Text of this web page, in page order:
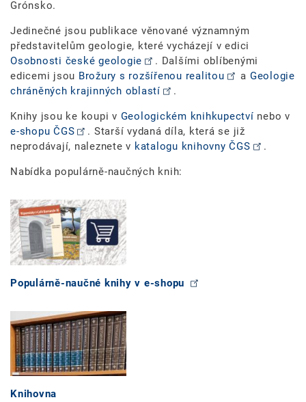
Grónsko.
Jedinečné jsou publikace věnované významným
představitelům geologie, které vycházejí v edici
Osobnosti české geologie
. Dalšími oblíbenými
edicemi jsou Brožury s rozšířenou realitou a Geologie
chráněných krajinných oblastí
.
Knihy jsou ke koupi v Geologickém knihkupectví nebo v
e-shopu ČGS
. Starší vydaná díla, která se již
neprodávají, naleznete v katalogu knihovny ČGS .
Nabídka populárně-naučných knih:
Populárně-naučné knihy v e-shopu
Knihovna